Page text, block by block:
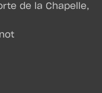
de la Chapelle,